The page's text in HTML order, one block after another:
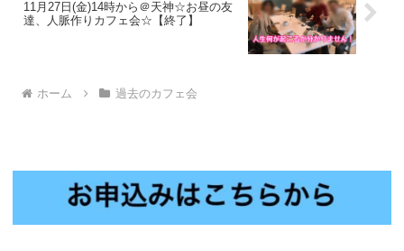
11月27日(金)14時から＠天神☆お昼の友
達、人脈作りカフェ会☆【終了】
ホーム 過去のカフェ会